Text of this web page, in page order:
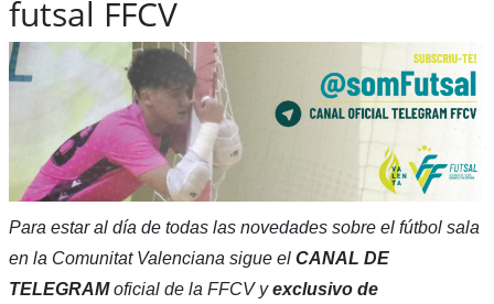
futsal FFCV
Para estar al día de todas las novedades sobre el fútbol sala
en la Comunitat Valenciana sigue el CANAL DE
TELEGRAMoficial de la FFCV yexclusivo de